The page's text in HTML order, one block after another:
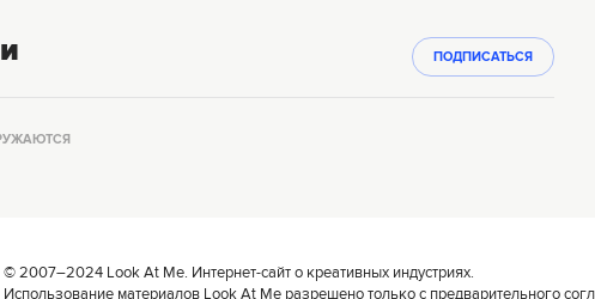
ПОДПИСАТЬСЯ
© 2007–2024 Look At Me. Интернет-сайт о креативных индустриях.
Использование материалов Look At Me разрешено только с предварительного